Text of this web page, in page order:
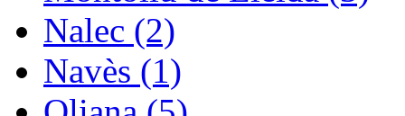
Nalec (2)
Navès (1)